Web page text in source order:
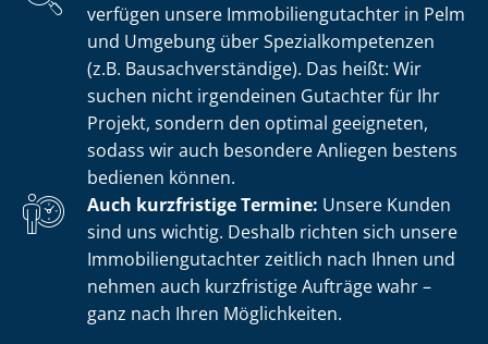
verfügen unsere Im­mo­bi­li­en­gut­ach­ter in Pelm
und Umgebung über Spe­zi­al­kom­pe­ten­zen
(z.B. Bau­sach­ver­stän­di­ge). Das heißt: Wir
suchen nicht irgendeinen Gutachter für Ihr
Projekt, sondern den optimal geeigneten,
sodass wir auch besondere Anliegen bestens
bedienen können.
Auch kurzfristige Termine: Unsere Kunden
sind uns wichtig. Deshalb richten sich unsere
Im­mo­bi­li­en­gut­ach­ter zeitlich nach Ihnen und
nehmen auch kurzfristige Aufträge wahr –
ganz nach Ihren Möglichkeiten.